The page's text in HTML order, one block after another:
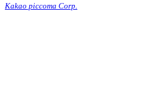
Kakao piccoma Corp.